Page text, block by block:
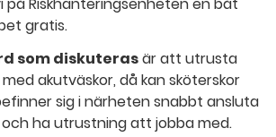
gratis.
som diskuterasär att utrusta
akutväskor, då kan sköterskor
sig i närheten snabbt ansluta
ha utrustning att jobba med.